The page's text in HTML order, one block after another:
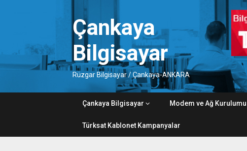
Çankaya
Bilgisayar
Rüzgar Bilgisayar / Çankaya-ANKARA
Çankaya Bilgisayar Modem ve Ağ Kurulumu
Türksat Kablonet Kampanyalar